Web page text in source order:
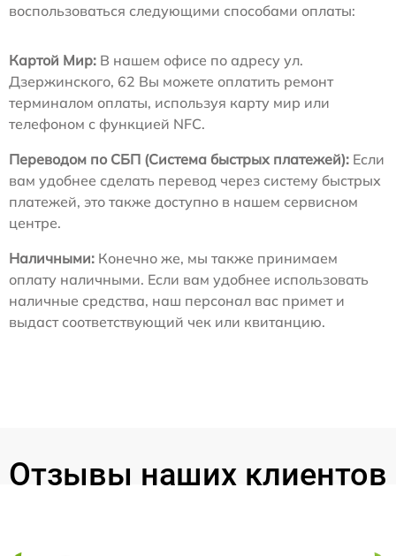
воспользоваться следующими способами оплаты:
Картой Мир: В нашем офисе по адресу ул.
Дзержинского, 62 Вы можете оплатить ремонт
терминалом оплаты, используя карту мир или
телефоном с функцией NFC.
Переводом по СБП (Система быстрых платежей): Если
вам удобнее сделать перевод через систему быстрых
платежей, это также доступно в нашем сервисном
центре.
Наличными: Конечно же, мы также принимаем
оплату наличными. Если вам удобнее использовать
наличные средства, наш персонал вас примет и
выдаст соответствующий чек или квитанцию.
Отзывы наших клиентов